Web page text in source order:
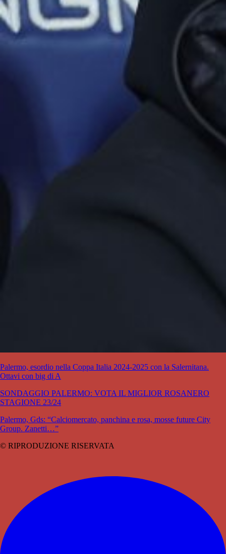
Palermo, esordio nella Coppa Italia 2024-2025 con la Salernitana.
Ottavi con big di A
SONDAGGIO PALERMO: VOTA IL MIGLIOR ROSANERO
STAGIONE 23/24
Palermo, Gds: “Calciomercato, panchina e rosa, mosse future City
Group. Zanetti…”
© RIPRODUZIONE RISERVATA